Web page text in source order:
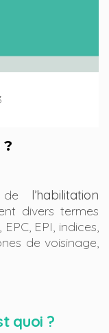
?
l’habilitation
divers termes
EPI, indices,
de voisinage,
quoi ?